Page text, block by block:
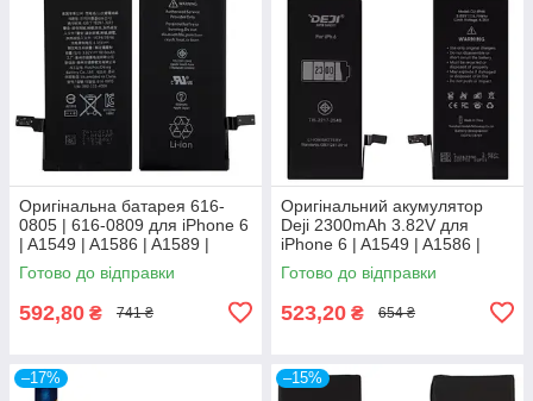
Оригінальна батарея 616-
0805 | 616-0809 для iPhone 6
| A1549 | A1586 | A1589 |
A1522 | A1524 | A1593
1810mAh
Готово до відправки
592,80 ₴ 741 ₴
Оригінальний акумулятор
Deji 2300mAh 3.82V для
iPhone 6 | A1549 | A1586 |
A1589 | A1522 | A1524 |
A1593
Готово до відправки
523,20 ₴ 654 ₴
–17% –15%